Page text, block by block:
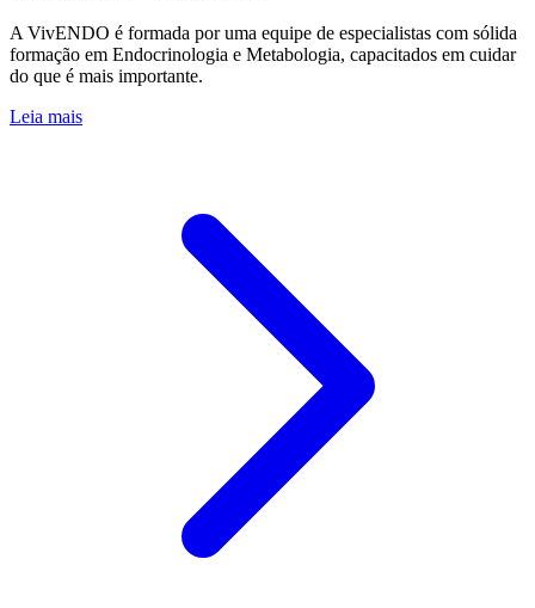
A VivENDO é formada por uma equipe de especialistas com sólida
formação em Endocrinologia e Metabologia, capacitados em cuidar
do que é mais importante.
Leia mais